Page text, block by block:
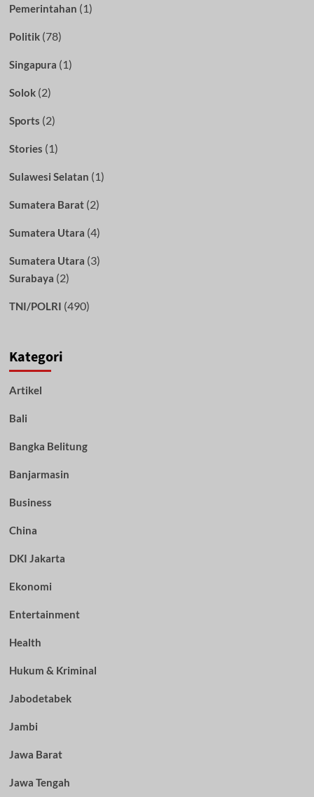
Pemerintahan (1)
Politik(78)
Singapura (1)
Solok(2)
Sports (2)
Stories (1)
Sulawesi Selatan (1)
Sumatera Barat(2)
Sumatera Utara (4)
Sumatera Utara (3)
Surabaya (2)
TNI/POLRI (490)
Kategori
Artikel
Bali
Bangka Belitung
Banjarmasin
Business
China
DKI Jakarta
Ekonomi
Entertainment
Health
Hukum & Kriminal
Jabodetabek
Jambi
Jawa Barat
Jawa Tengah